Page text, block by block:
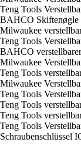
Teng Tools
BAHCO Skiftenøgle
Milwaukee
Teng Tools
BAHCO
Milwaukee
Teng Tools
Milwaukee
Teng Tools
Teng Tools
Teng Tools
Teng Tools
Schraubenschlüssel